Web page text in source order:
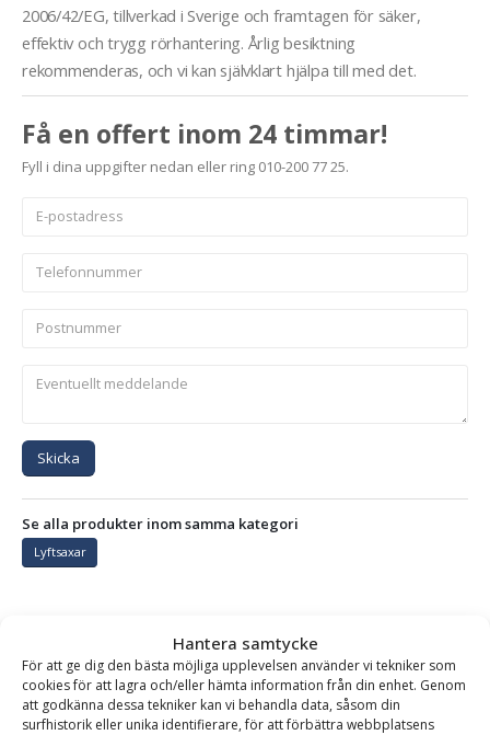
Hantera samtycke
För att ge dig den bästa möjliga upplevelsen använder vi tekniker som
cookies för att lagra och/eller hämta information från din enhet. Genom
att godkänna dessa tekniker kan vi behandla data, såsom din
surfhistorik eller unika identifierare, för att förbättra webbplatsens
2006/42/EG, tillverkad i Sverige och framtagen för säker,
effektiv och trygg rörhantering. Årlig besiktning
rekommenderas, och vi kan självklart hjälpa till med det.
Få en offert inom 24 timmar!
Fyll i dina uppgifter nedan eller ring 010-200 77 25.
Skicka
Se alla produkter inom samma kategori
Lyftsaxar
Automatisk rörsax – fäste lyftögla, lyftkapacitet 500